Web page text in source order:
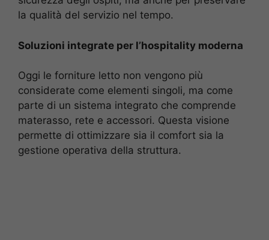
la qualità del servizio nel tempo.
Soluzioni integrate per l’hospitality moderna
Oggi le forniture letto non vengono più
considerate come elementi singoli, ma come
parte di un sistema integrato che comprende
materasso, rete e accessori. Questa visione
permette di ottimizzare sia il comfort sia la
gestione operativa della struttura.